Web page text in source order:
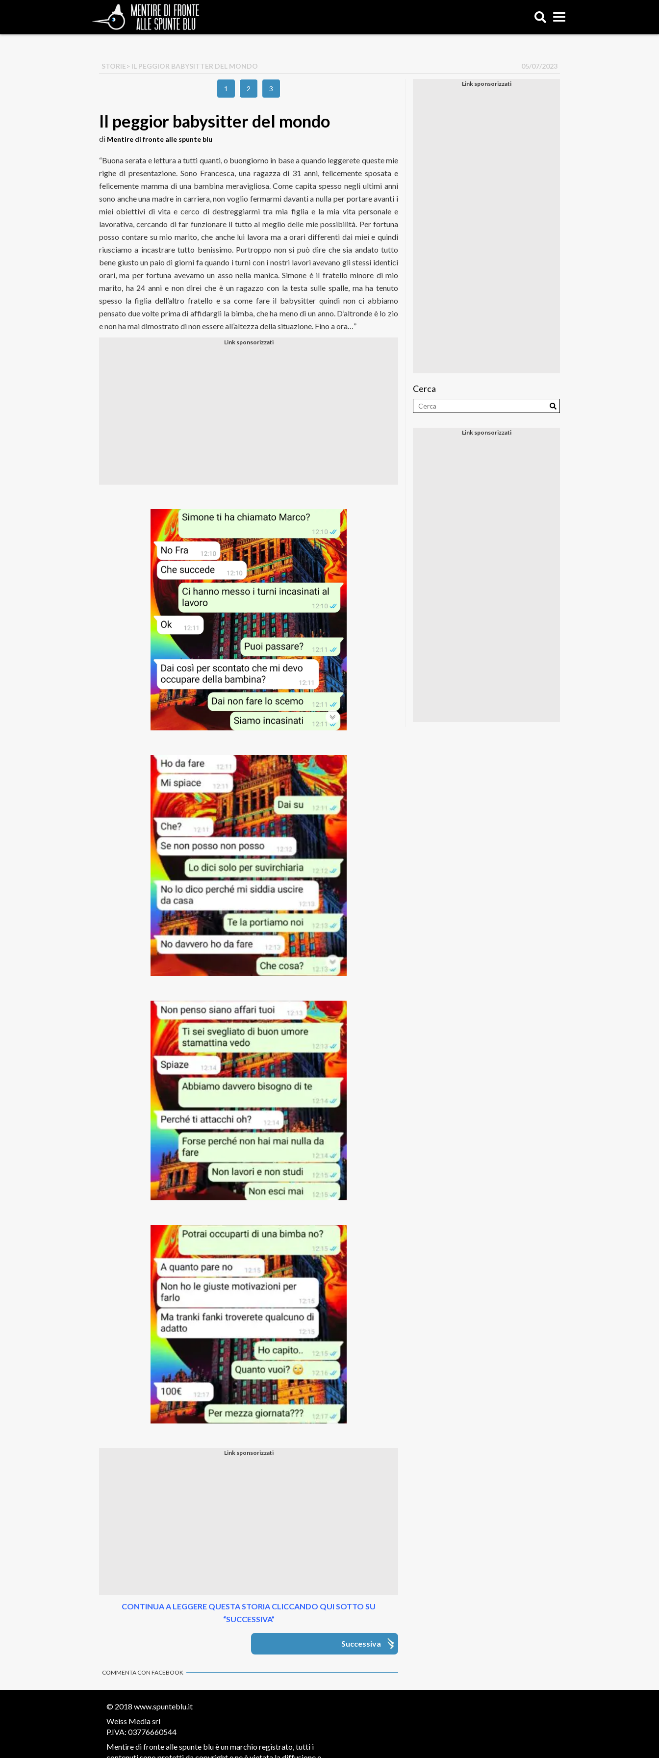
STORIE> IL PEGGIOR BABYSITTER DEL MONDO 05/07/2023
1 2 3
Il peggior babysitter del mondo
di Mentire di fronte alle spunte blu
“Buona serata e lettura a tutti quanti, o buongiorno in base a quando leggerete queste mie
righe di presentazione. Sono Francesca, una ragazza di 31 anni, felicemente sposata e
felicemente mamma di una bambina meravigliosa. Come capita spesso negli ultimi anni
sono anche una madre in carriera, non voglio fermarmi davanti a nulla per portare avanti i
miei obiettivi di vita e cerco di destreggiarmi tra mia figlia e la mia vita personale e
lavorativa, cercando di far funzionare il tutto al meglio delle mie possibilità. Per fortuna
posso contare su mio marito, che anche lui lavora ma a orari differenti dai miei e quindi
riusciamo a incastrare tutto benissimo. Purtroppo non si può dire che sia andato tutto
bene giusto un paio di giorni fa quando i turni con i nostri lavori avevano gli stessi identici
orari, ma per fortuna avevamo un asso nella manica. Simone è il fratello minore di mio
marito, ha 24 anni e non direi che è un ragazzo con la testa sulle spalle, ma ha tenuto
spesso la figlia dell’altro fratello e sa come fare il babysitter quindi non ci abbiamo
pensato due volte prima di affidargli la bimba, che ha meno di un anno. D’altronde è lo zio
e non ha mai dimostrato di non essere all’altezza della situazione. Fino a ora…”
CONTINUA A LEGGERE QUESTA STORIA CLICCANDO QUI SOTTO SU
“SUCCESSIVA”
Successiva
COMMENTA CON FACEBOOK
Cerca
© 2018 www.spunteblu.it
Weiss Media srl
P.IVA: 03776660544
Mentire di fronte alle spunte blu è un marchio registrato, tutti i